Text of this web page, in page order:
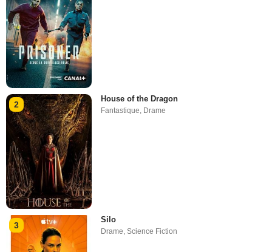
2
House of the Dragon
Fantastique, Drame
3
Silo
Drame ,Science Fiction